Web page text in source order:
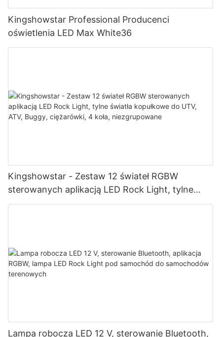
Kingshowstar Professional Producenci
oświetlenia LED Max White36
Kingshowstar - Zestaw 12 świateł RGBW
sterowanych aplikacją LED Rock Light, tylne
światła kopułkowe do UTV, ATV, Buggy,
Lampa robocza LED 12 V, sterowanie Bluetooth,